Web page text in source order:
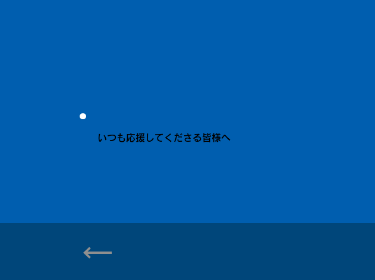
いつも応援してくださる皆様へ